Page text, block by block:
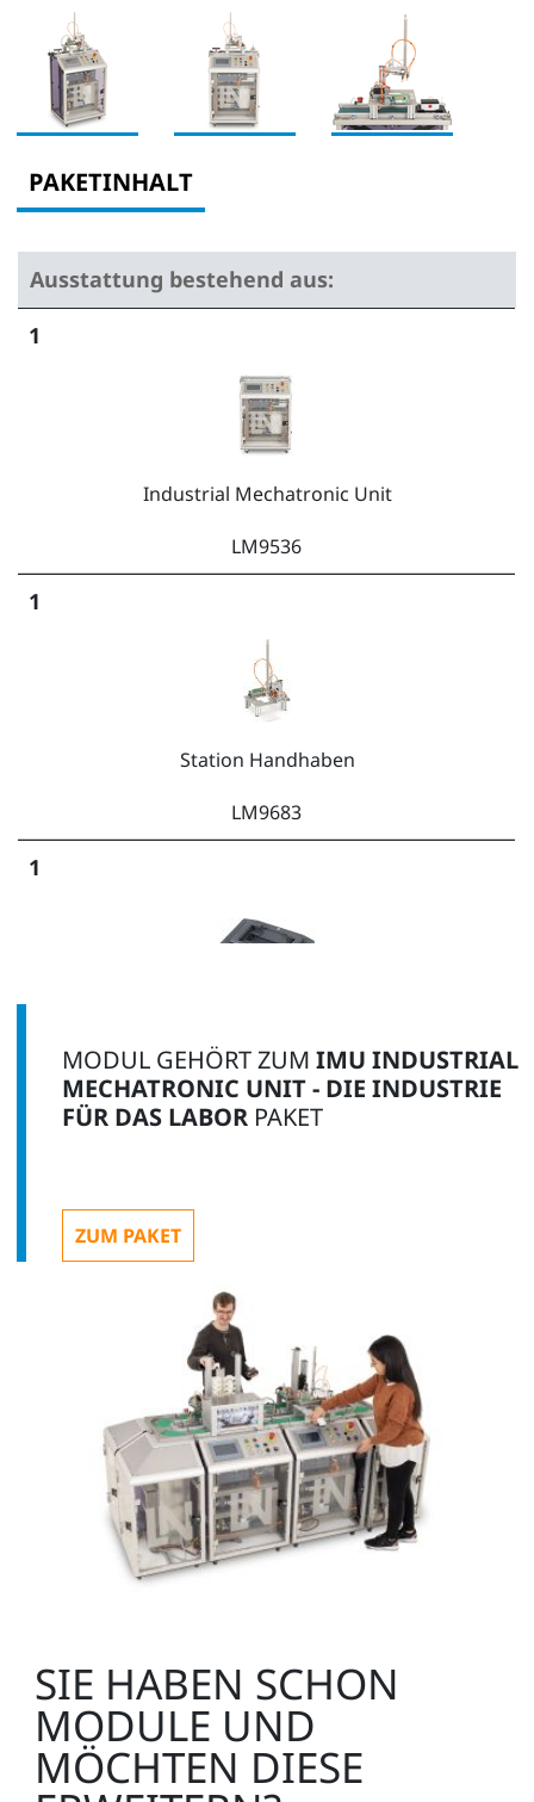
PAKETINHALT
Ausstattung bestehend aus:
1
Industrial Mechatronic Unit
LM9536
1
Station Handhaben
LM9683
1
LM9532
Werkstück-Unterteil weiß
LM9524
Werkstück-Unterteil schwarz
Zubehör:
1
MODUL GEHÖRT ZUM IMU INDUSTRIAL
MECHATRONIC UNIT - DIE INDUSTRIE
FÜR DAS LABORPAKET
ZUM PAKET
SIE HABEN SCHON
MODULE UND
MÖCHTEN DIESE